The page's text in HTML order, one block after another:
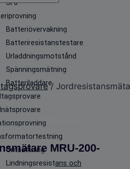
SF6
Batteriövervakning
Batteriresistanstestare
Urladdningsmotstånd
Spänningsmätning
Batteriladdare
Omsättning
Lindningsresistans och
/
MRU-200-